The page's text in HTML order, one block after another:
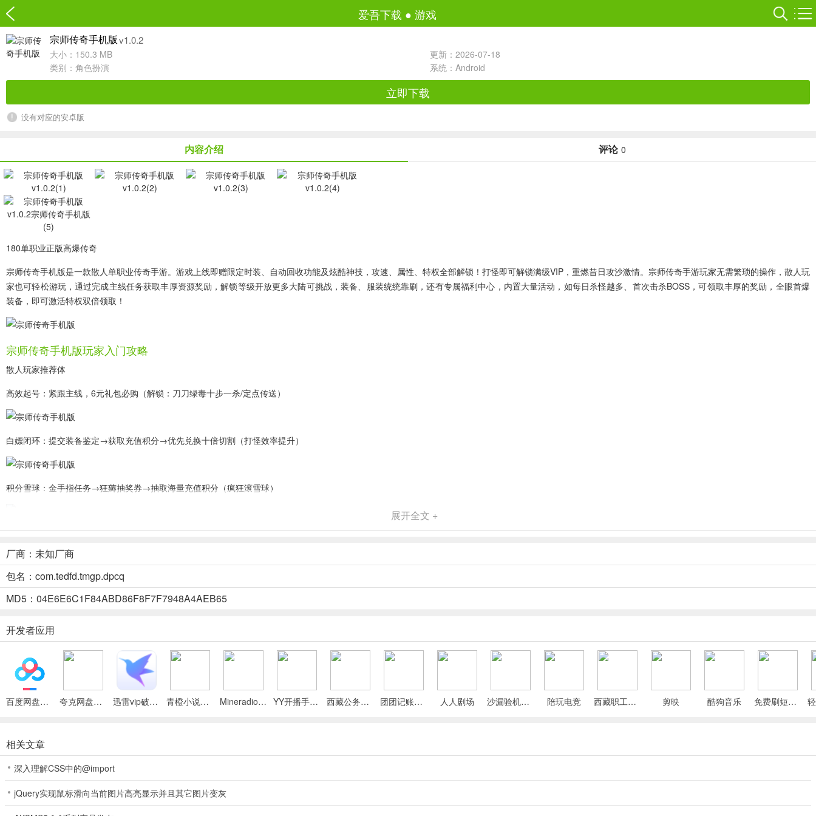
爱吾下载 ● 游戏
宗师传奇手机版 v1.0.2
大小：150.3 MB
更新：2026-07-18
类别： 角色扮演 系统：Android
立即下载
没有对应的安卓版
内容介绍 评论 0
180单职业正版高爆传奇
宗师传奇手机版是一款散人单职业传奇手游。游戏上线即赠限定时装、自动回收功能及炫酷神技，攻速、属性、特权全部解锁！打怪即可解锁满级VIP，重燃昔日攻沙激情。宗师传奇手游玩家无需繁琐的操作，散人玩
家也可轻松游玩，通过完成主线任务获取丰厚资源奖励，解锁等级开放更多大陆可挑战，装备、服装统统靠刷，还有专属福利中心，内置大量活动，如每日杀怪越多、首次击杀BOSS，可领取丰厚的奖励，全眼首爆
装备，即可激活特权双倍领取！
宗师传奇手机版玩家入门攻略
散人玩家推荐体
高效起号：紧跟主线，6元礼包必购（解锁：刀刀绿毒十步一杀/定点传送）
白嫖闭环：提交装备鉴定→获取充值积分→优先兑换十倍切割（打怪效率提升）
积分雪球：金手指任务→狂薅抽奖券→抽取海量充值积分（疯狂滚雪球）
必购组合：6元礼包+30元生态特权（激活解绑回收加成）AI
官职体系：积分开启超级飞剑→直升领取飞剑（群怪切割）巡航
战令冲刺：首充后秒开39元英雄战令→直升60级+符印三合一卷轴
效率双核：138积分档位→解锁十倍经验称号；198积分档位→开启打怪获取积分模式
等级霸权：重复购138积分档位→获取5亿巨额经验，等级遥遥领先
积分无限：重复购198积分档位→[老板画的饼]→前往三大陆合成终极（越早合成充值积分打得越多）
无限寻宝：购买充值界面全部积分档位获取特殊称号→超值回收经验加倍+激活超级双倍自动寻宝
展开全文 +
厂商：未知厂商
包名：com.tedfd.tmgp.dpcq
MD5：04E6E6C1F84ABD86F8F7F7948A4AEB65
开发者应用
百度网盘绿色免安装Pc电脑版 夸克网盘官方正式版 迅雷vip破解版永久会员2024版 青橙小说App Mineradio手机版 YY开播手机版 西藏公务出行app 团团记账App 人人剧场 沙漏验机手机版 陪玩电竞 西藏职工App 剪映 酷狗音乐 免费刷短剧漫剧
相关文章
深入理解CSS中的@import
jQuery实现鼠标滑向当前图片高亮显示并且其它图片变灰